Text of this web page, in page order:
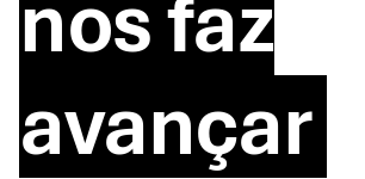
nos faz
avançar